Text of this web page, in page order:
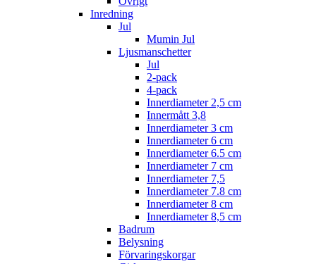
Inredning
Jul
Mumin Jul
Ljusmanschetter
Jul
2-pack
4-pack
Innerdiameter 2,5 cm
Innermått 3,8
Innerdiameter 3 cm
Innerdiameter 6 cm
Innerdiameter 6.5 cm
Innerdiameter 7 cm
Innerdiameter 7,5
Innerdiameter 7.8 cm
Innerdiameter 8 cm
Innerdiameter 8,5 cm
Badrum
Belysning
Förvaringskorgar